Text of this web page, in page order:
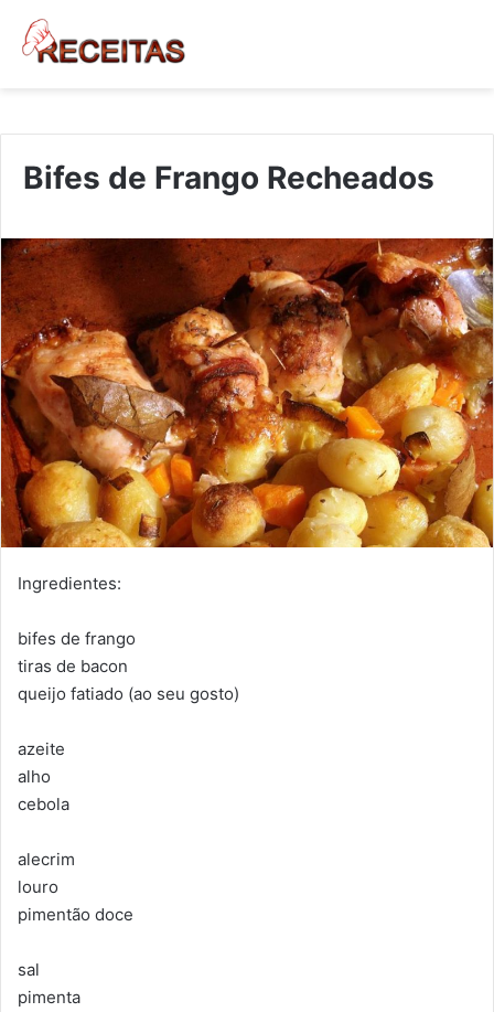
Bifes de Frango Recheados
Ingredientes:
bifes de frango
tiras de bacon
queijo fatiado (ao seu gosto)
azeite
alho
cebola
alecrim
louro
pimentão doce
sal
pimenta